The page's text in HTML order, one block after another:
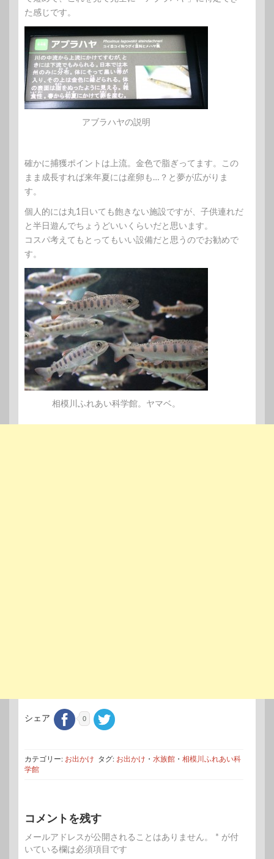
た感じです。
アブラハヤの説明
確かに捕獲ポイントは上流。金色で脂ぎってます。この
まま成長すれば来年夏には産卵も…？と夢が広がりま
す。
個人的には丸1日いても飽きない施設ですが、子供連れだ
と半日遊んでちょうどいいくらいだと思います。
コスパ考えてもとってもいい設備だと思うのでお勧めで
す。
相模川ふれあい科学館。ヤマベ。
シェア 0
カテゴリー: お出かけ タグ: お出かけ ・ 水族館 ・ 相模川ふれあい科
学館
コメントを残す
メールアドレスが公開されることはありません。 * が付
いている欄は必須項目です